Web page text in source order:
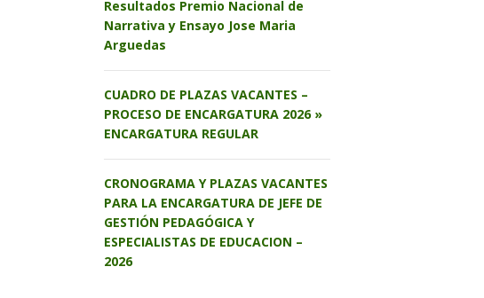
Resultados Premio Nacional de
Narrativa y Ensayo Jose Maria
Arguedas
CUADRO DE PLAZAS VACANTES –
PROCESO DE ENCARGATURA 2026 »
ENCARGATURA REGULAR
CRONOGRAMA Y PLAZAS VACANTES
PARA LA ENCARGATURA DE JEFE DE
GESTIÓN PEDAGÓGICA Y
ESPECIALISTAS DE EDUCACION –
2026